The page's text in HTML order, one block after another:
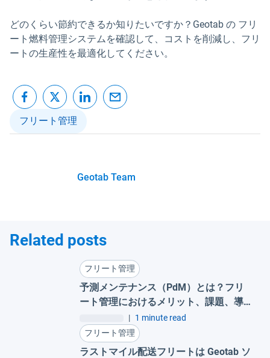
どのくらい節約できるか知りたいですか？Geotab の フリ
ート燃料管理システムを確認して、コストを削減し、フリ
ートの生産性を最適化してください。
フリート管理
Geotab Team
Related posts
フリート管理
予測メンテナンス（PdM）とは？フリ
ート管理におけるメリット、課題、導
| 1 minute read
フリート管理
ラストマイル配送フリートは Geotab ソ